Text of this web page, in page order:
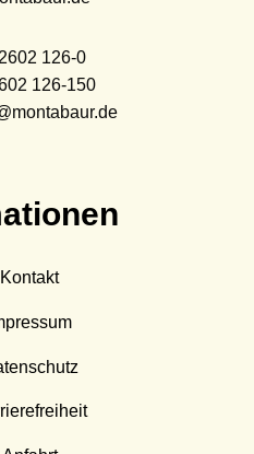
126-0
126-150
Kontakt